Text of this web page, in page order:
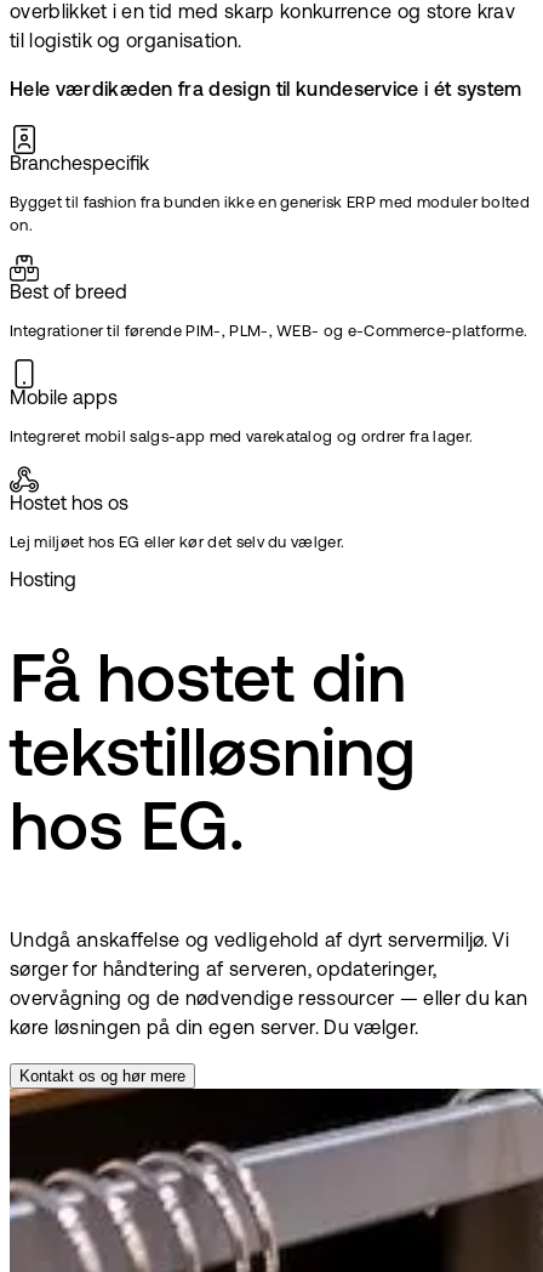
overblikket i en tid med skarp konkurrence og store krav
til logistik og organisation.
Hele værdikæden fra design til kundeservice i ét system
Branchespecifik
Bygget til fashion fra bunden ikke en generisk ERP med moduler bolted
on.
Best of breed
Integrationer til førende PIM-, PLM-, WEB- og e-Commerce-platforme.
Mobile apps
Integreret mobil salgs-app med varekatalog og ordrer fra lager.
Hostet hos os
Lej miljøet hos EG eller kør det selv du vælger.
Hosting
Få hostet din
tekstilløsning
hos EG.
Undgå anskaffelse og vedligehold af dyrt servermiljø. Vi
sørger for håndtering af serveren, opdateringer,
overvågning og de nødvendige ressourcer — eller du kan
køre løsningen på din egen server. Du vælger.
Kontakt os og hør mere